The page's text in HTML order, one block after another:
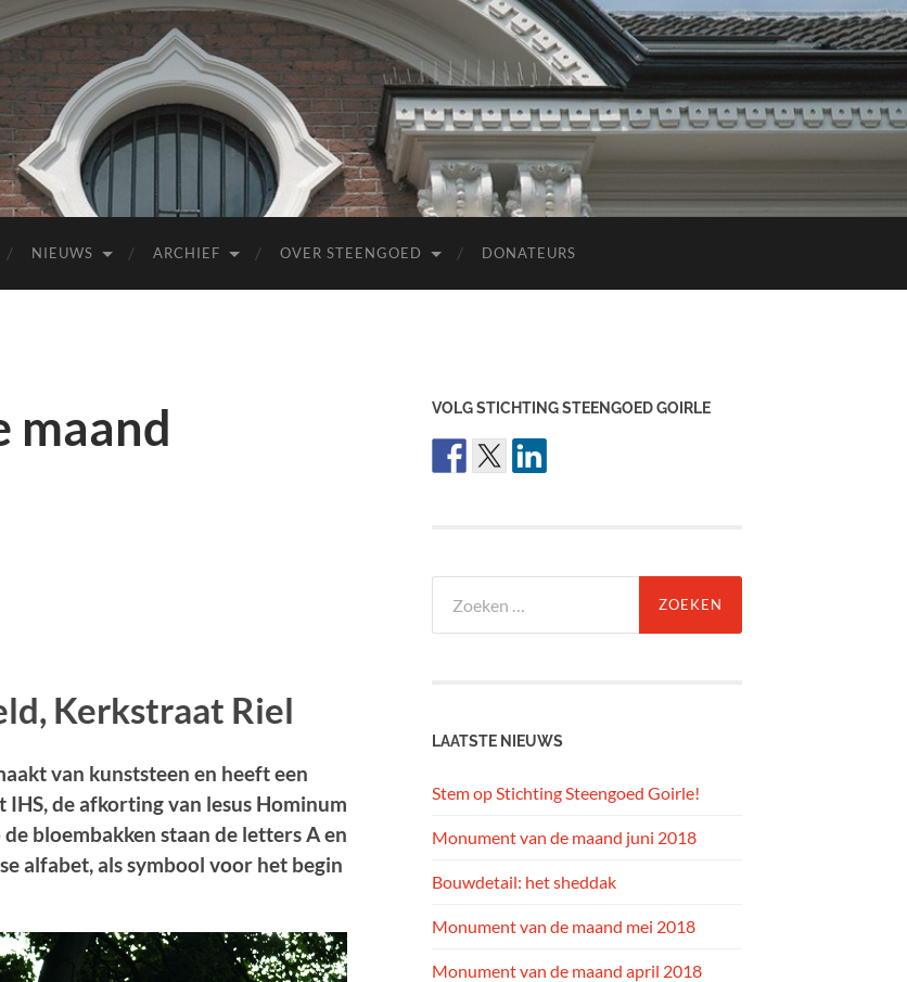
NIEUWS ARCHIEF OVER STEENGOED DONATEURS
maand
Kerkstraat Riel
van kunststeen en heeft een
de afkorting van lesus Hominum
bloembakken staan de letters A en
alfabet, als symbool voor het begin
VOLG STICHTING STEENGOED GOIRLE
naar:
LAATSTE NIEUWS
Stem op Stichting Steengoed Goirle!
Monument van de maand juni 2018
Bouwdetail: het sheddak
Monument van de maand mei 2018
Monument van de maand april 2018